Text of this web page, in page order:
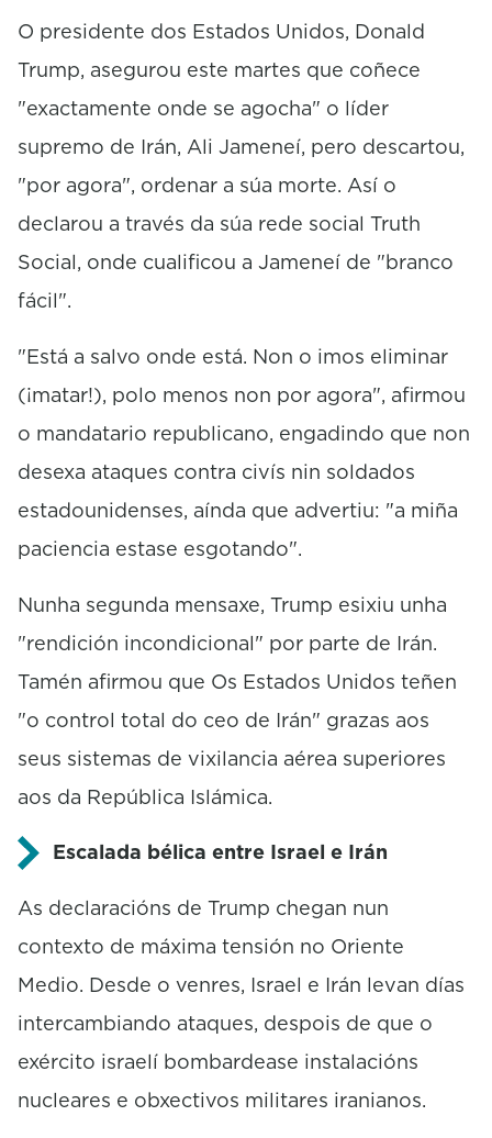
O presidente dos Estados Unidos, Donald
Trump, asegurou este martes que coñece
"exactamente onde se agocha" o líder
supremo de Irán, Ali Jameneí, pero descartou,
"por agora", ordenar a súa morte. Así o
declarou a través da súa rede social Truth
Social, onde cualificou a Jameneí de "branco
fácil".
"Está a salvo onde está. Non o imos eliminar
(¡matar!), polo menos non por agora", afirmou
o mandatario republicano, engadindo que non
desexa ataques contra civís nin soldados
estadounidenses, aínda que advertiu: "a miña
paciencia estase esgotando".
Nunha segunda mensaxe, Trump esixiu unha
"rendición incondicional" por parte de Irán.
Tamén afirmou que Os Estados Unidos teñen
"o control total do ceo de Irán" grazas aos
seus sistemas de vixilancia aérea superiores
aos da República Islámica.
Escalada bélica entre Israel e Irán
As declaracións de Trump chegan nun
contexto de máxima tensión no Oriente
Medio. Desde o venres, Israel e Irán levan días
intercambiando ataques, despois de que o
exército israelí bombardease instalacións
nucleares e obxectivos militares iranianos.